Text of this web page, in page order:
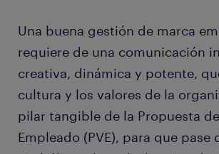
Una buena gestión de marca
requiere de una comunicación
creativa, dinámica y potente,
cultura y los valores de la
pilar tangible de la Propuesta
Empleado (PVE), para que pase